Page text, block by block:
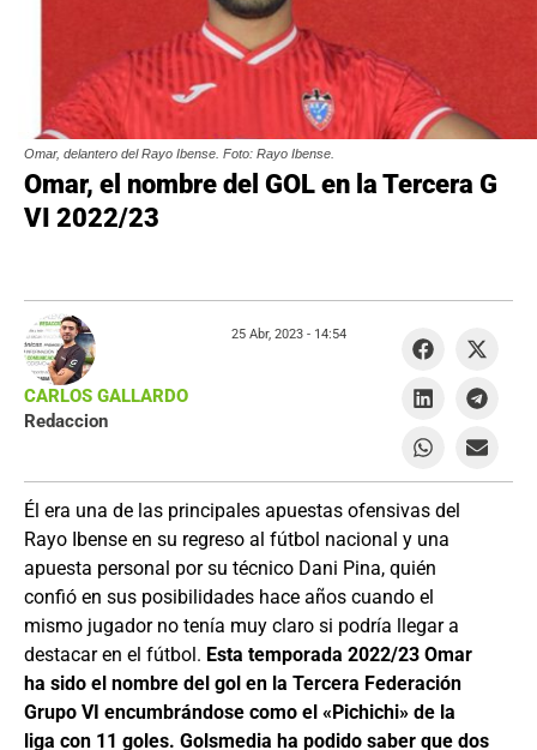
Omar, delantero del Rayo Ibense. Foto: Rayo Ibense.
Omar, el nombre del GOL en la Tercera G
VI 2022/23
Él era una de las principales apuestas ofensivas del
Rayo Ibense en su regreso al fútbol nacional y una
apuesta personal por su técnico Dani Pina, quién
confió en sus posibilidades hace años cuando el
mismo jugador no tenía muy claro si podría llegar a
destacar en el fútbol. Esta temporada 2022/23 Omar
ha sido el nombre del gol en la Tercera Federación
Grupo VI encumbrándose como el «Pichichi» de la
liga con 11 goles. Golsmedia ha podido saber que dos
CARLOS GALLARDO
Redaccion
25 Abr, 2023 - 14:54